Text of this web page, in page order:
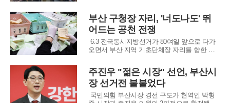
민주당 의원의 부산시장 출마로 공석이 될 가
능성이 높은 이 지역구에, 높은 인지도를 가진
한 전 대표가 등판할 것이라는 관측이 제기된
것이다.하지만 현장의 분위기는 중앙 정치권의
기
부산 구청장 자리, '너도나도' 뛰
어드는 공천 전쟁
6.3 전국동시지방선거가 80여일 앞으로 다가
오면서 부산 지역 기초단체장 자리를 향한 여
국민의힘 양당이 후보자 공모를 마감한 결과,
평균 2대 1이 넘는 경쟁률을 기록하며 2022년
선거와는 다른 구도가 형성될지 관심이 집중된
다.국민의힘은 16개 구·군 단체장 공천에
주진우 "젊은 시장" 선언, 부산시
장 선거전 불붙었다
국민의힘 부산시장 경선 구도가 현역인 박형